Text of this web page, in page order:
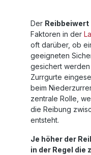
Der Reibbeiwert
Faktoren in der
oft darüber, ob
geeigneten
gesichert
Zurrgurte
beim
zentrale Rolle,
die Reibung
entsteht.
Je höher der
in der Regel